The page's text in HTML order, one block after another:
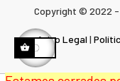
Copyright © 2022 -
Aviso Legal|